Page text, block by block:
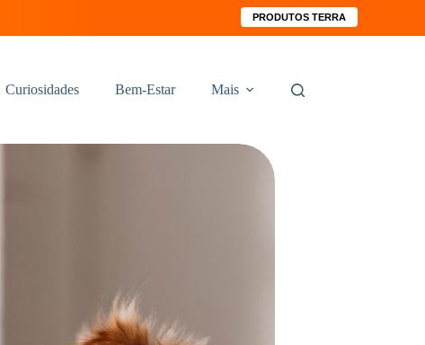
PRODUTOS TERRA
Curiosidades Bem-Estar Mais